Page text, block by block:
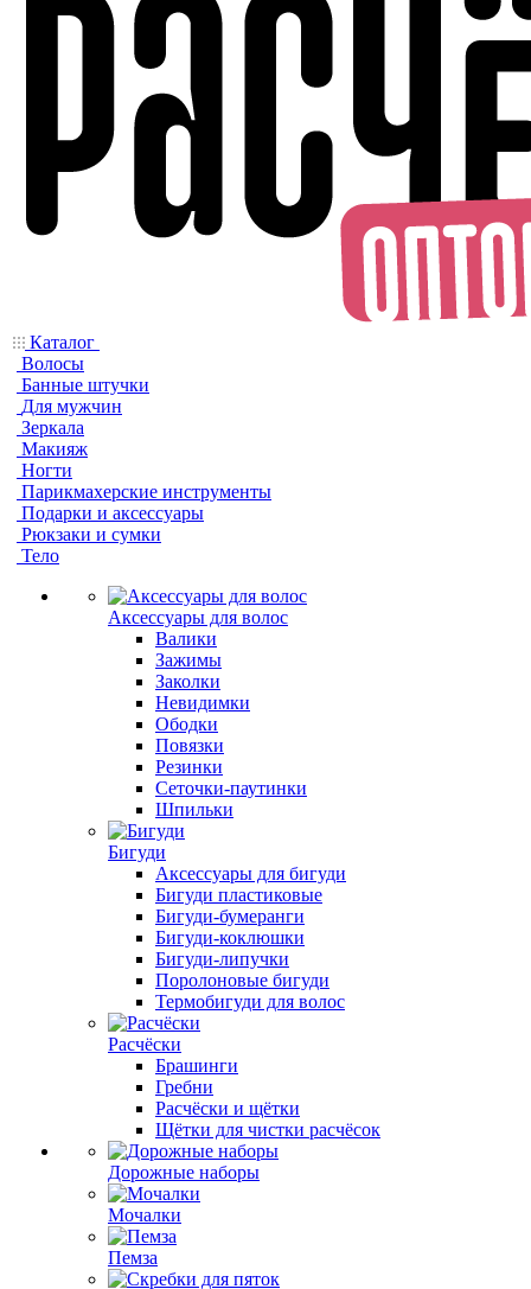
Каталог
Волосы
Банные штучки
Для мужчин
Зеркала
Макияж
Ногти
Парикмахерские инструменты
Подарки и аксессуары
Рюкзаки и сумки
Тело
Аксессуары для волос
Валики
Зажимы
Заколки
Невидимки
Ободки
Повязки
Резинки
Сеточки-паутинки
Шпильки
Бигуди
Аксессуары для бигуди
Бигуди пластиковые
Бигуди-бумеранги
Бигуди-коклюшки
Бигуди-липучки
Поролоновые бигуди
Термобигуди для волос
Расчёски
Брашинги
Гребни
Расчёски и щётки
Щётки для чистки расчёсок
Дорожные наборы
Мочалки
Пемза